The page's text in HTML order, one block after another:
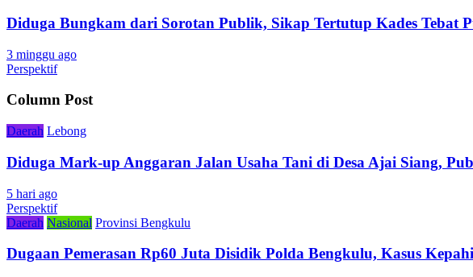
Diduga Bungkam dari Sorotan Publik, Sikap Tertutup Kades Tebat
3 minggu ago
Perspektif
Column Post
Daerah Lebong
Diduga Mark-up Anggaran Jalan Usaha Tani di Desa Ajai Siang,
5 hari ago
Perspektif
Daerah Nasional Provinsi Bengkulu
Dugaan Pemerasan Rp60 Juta Disidik Polda Bengkulu, Kasus